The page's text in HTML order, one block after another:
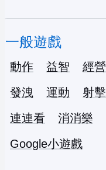
一般遊戲
動作 益智 經營
發洩
運動 射擊
連連看
消消樂
Google小遊戲